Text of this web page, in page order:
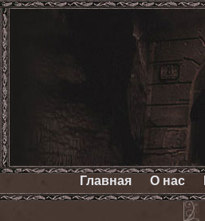
Главная О нас